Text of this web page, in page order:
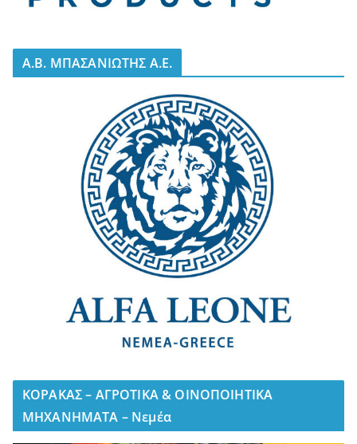
A.B. ΜΠΑΣΑΝΙΩΤΗΣ Α.Ε.
ΚΟΡΑΚΑΣ – ΑΓΡΟΤΙΚΑ & ΟΙΝΟΠΟΙΗΤΙΚΑ
ΜΗΧΑΝΗΜΑΤΑ – Νεμέα